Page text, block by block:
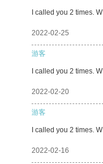
I called you 2 times. W
2022-02-25
游客
I called you 2 times. W
2022-02-20
游客
I called you 2 times. W
2022-02-16